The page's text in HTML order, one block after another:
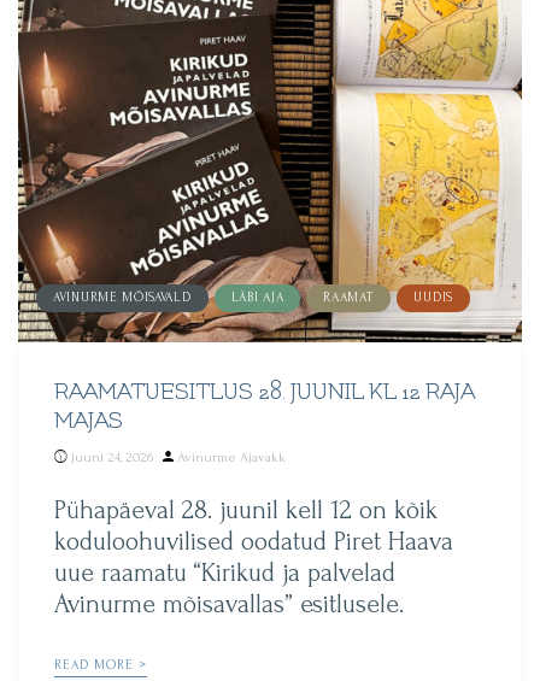
AVINURME MÕISAVALD LÄBI AJA RAAMAT UUDIS
RAAMATUESITLUS 28. JUUNIL KL 12 RAJA
MAJAS
juuni 24, 2026
Posted
Avinurme Ajavakk
Pühapäeval 28. juunil kell 12 on kõik
koduloohuvilised oodatud Piret Haava
uue raamatu “Kirikud ja palvelad
Avinurme mõisavallas” esitlusele.
READ MORE >